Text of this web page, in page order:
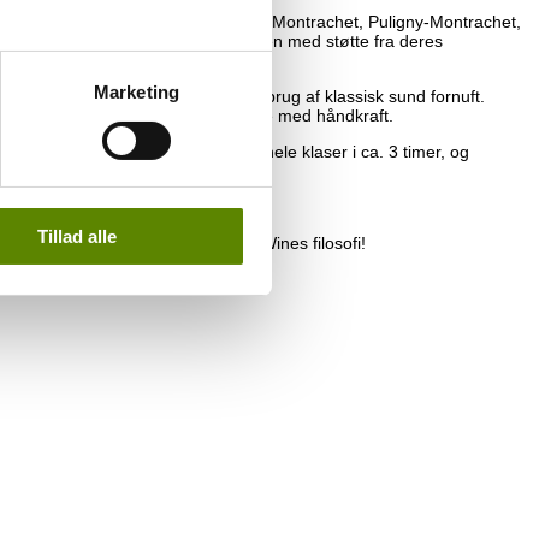
Marketing
Tillad alle
De ejer marker i Chassagne-Montrachet, Puligny-Montrachet,
i Savigny-Lés-Beaune – igen med støtte fra deres
naturligvis og passer den med brug af klassisk sund fornuft.
den naturligvis også udelukkende med håndkraft.
vine. De hvide vine presses i hele klaser i ca. 3 timer, og
sker på egetræsfade.
der er som skabt til Pinochar Wines filosofi!